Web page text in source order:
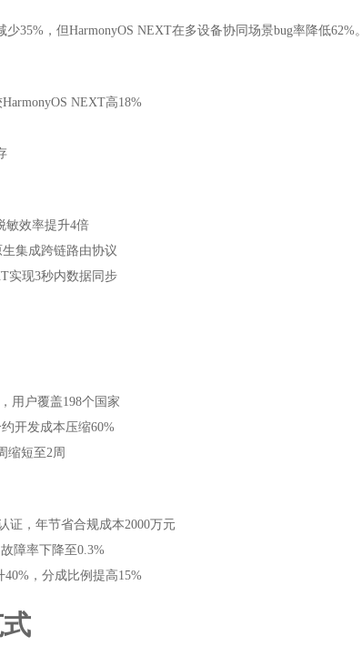
35%，但HarmonyOS NEXT在多设备协同场景bug率降低62%。
NEXT高18%
敏效率提升4倍
生集成跨链路由协议
实现3秒内数据同步
用户覆盖198个国家
开发成本压缩60%
缩短至2周
证，年节省合规成本2000万元
障率下降至0.3%
，分成比例提高15%